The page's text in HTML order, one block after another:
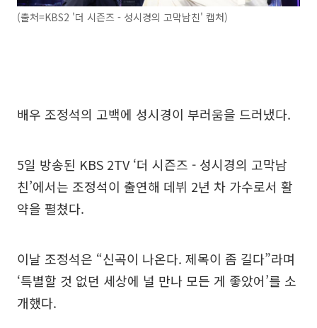
(출처=KBS2 '더 시즌즈 - 성시경의 고막남친' 캡처)
배우 조정석의 고백에 성시경이 부러움을 드러냈다.
5일 방송된 KBS 2TV ‘더 시즌즈 - 성시경의 고막남
친’에서는 조정석이 출연해 데뷔 2년 차 가수로서 활
약을 펼쳤다.
이날 조정석은 “신곡이 나온다. 제목이 좀 길다”라며
‘특별할 것 없던 세상에 널 만나 모든 게 좋았어’를 소
개했다.